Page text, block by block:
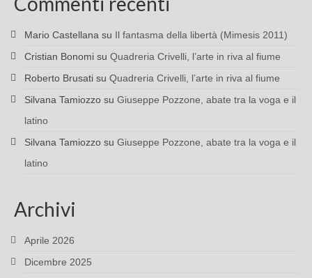
Mario Castellana su Il fantasma della libertà (Mimesis 2011)
Cristian Bonomi su Quadreria Crivelli, l’arte in riva al fiume
Roberto Brusati su Quadreria Crivelli, l’arte in riva al fiume
Silvana Tamiozzo su Giuseppe Pozzone, abate tra la voga e il
latino
Silvana Tamiozzo su Giuseppe Pozzone, abate tra la voga e il
latino
Archivi
Aprile 2026
Dicembre 2025